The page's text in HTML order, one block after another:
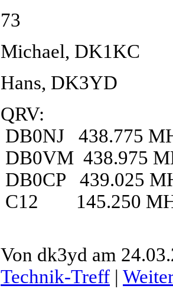
73
Michael, DK1KC
Hans, DK3YD
QRV:
DB0NJ 438.775
DB0VM 438.975
DB0CP 439.025
C12 145.250
Von dk3yd am
Technik-Treff |